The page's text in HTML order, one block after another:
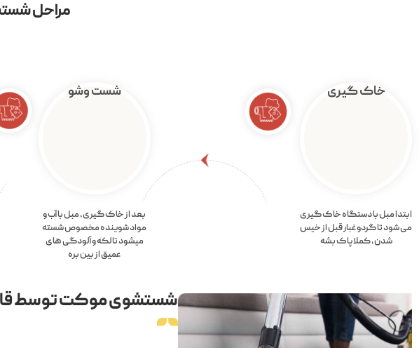
مراحل
خاک گیری
ابتدا مبل با دستگاه خاک گیری
می شود تا گردو غبار قبل از خیس
شدن، کملا پاک بشه
شست وشو
بعد از خاک گیری، مبل با آب و
مواد شوینده مخصوص شسته
میشود تا لکه و آلودگی های
عمیق از بین بره
شستشوی موکت توسط